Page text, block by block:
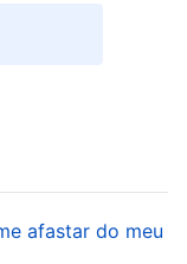
era
afastar do meu